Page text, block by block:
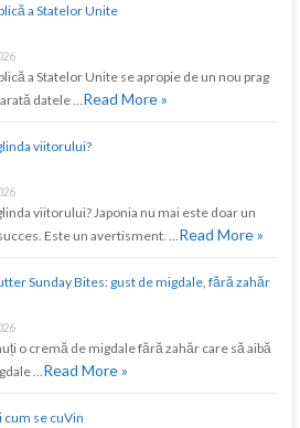
a Statelor Unite
a Statelor Unite se apropie de un nou prag
datele … Read More »
viitorului?
viitorului? Japonia nu mai este doar un
Este un avertisment. … Read More »
Sunday Bites: gust de migdale, fără zahăr
o cremă de migdale fără zahăr care să aibă
… Read More »
se cuVin